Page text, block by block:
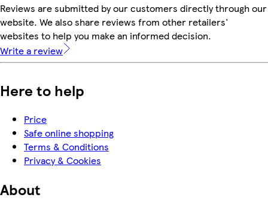
Reviews are submitted by our customers directly through our
website. We also share reviews from other retailers'
websites to help you make an informed decision.
Write a review
Here to help
Price
Safe online shopping
Terms & Conditions
Privacy & Cookies
About